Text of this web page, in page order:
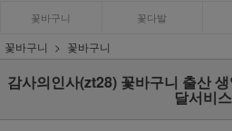
꽃바구니 꽃다발
꽃바구니 꽃바구니
감사의인사(zt28) 꽃바구니 출산
달서비스